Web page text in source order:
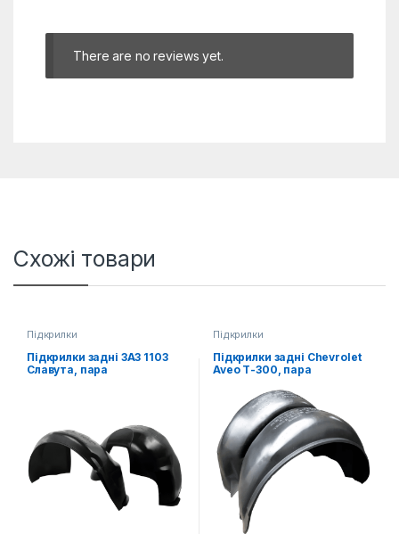
There are no reviews yet.
Схожі товари
Підкрилки
Підкрилки задні ЗАЗ 1103
Славута, пара
Підкрилки
Підкрилки задні Chevrolet
Aveo Т-300, пара